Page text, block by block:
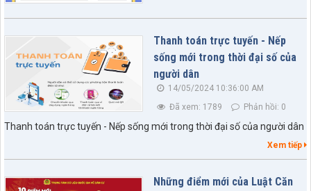
Thanh toán trực tuyến - Nếp
sống mới trong thời đại số của
người dân
14/05/2024 10:36:00 AM
Đã xem: 1789
Phản hồi: 0
Thanh toán trực tuyến - Nếp sống mới trong thời đại số của người dân
Xem tiếp
Những điểm mới của Luật Căn